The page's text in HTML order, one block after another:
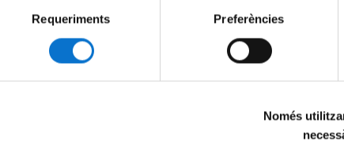
Requeriments Preferències
Només